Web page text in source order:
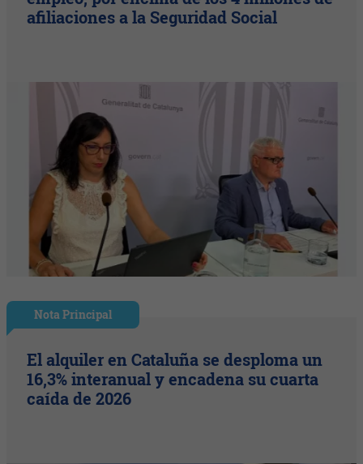
afiliaciones a la Seguridad Social
Nota Principal
El alquiler en Cataluña se desploma un
16,3% interanual y encadena su cuarta
caída de 2026